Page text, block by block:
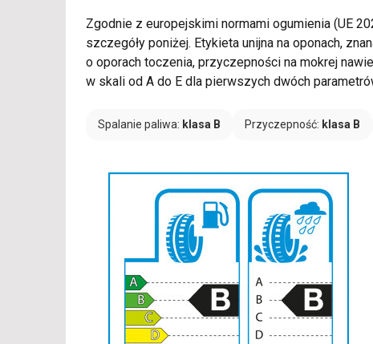
Zgodnie z europejskimi normami ogumienia (UE
szczegóły poniżej. Etykieta unijna na oponach,
o oporach toczenia, przyczepności na mokrej
w skali od A do E dla pierwszych dwóch
Spalanie paliwa: klasa B Przyczepność: klasa B